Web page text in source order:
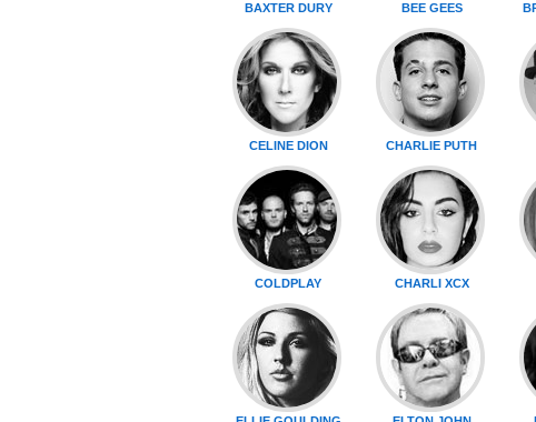
BAXTER DURY BEE GEES
CELINE DION CHARLIE PUTH
COLDPLAY CHARLI XCX